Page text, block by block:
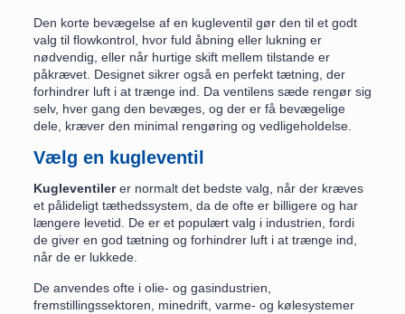
Den korte bevægelse af en kugleventil gør den til et godt
valg til flowkontrol, hvor fuld åbning eller lukning er
nødvendig, eller når hurtige skift mellem tilstande er
påkrævet. Designet sikrer også en perfekt tætning, der
forhindrer luft i at trænge ind. Da ventilens sæde rengør sig
selv, hver gang den bevæges, og der er få bevægelige
dele, kræver den minimal rengøring og vedligeholdelse.
Vælg en kugleventil
Kugleventilerer normalt det bedste valg, når der kræves
et pålideligt tæthedssystem, da de ofte er billigere og har
længere levetid. De er et populært valg i industrien, fordi
de giver en god tætning og forhindrer luft i at trænge ind,
når de er lukkede.
De anvendes ofte i olie- og gasindustrien,
fremstillingssektoren, minedrift, varme- og kølesystemer